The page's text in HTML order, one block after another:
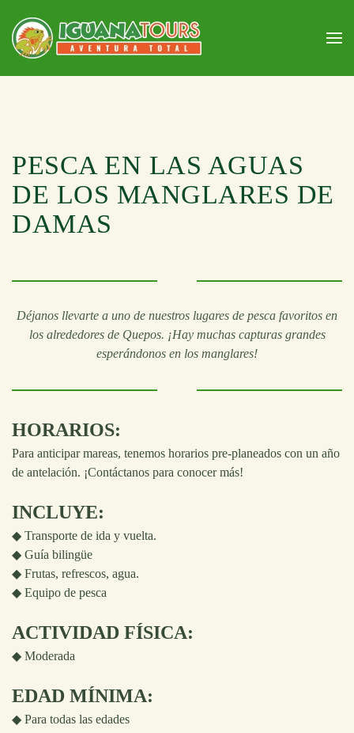
Skip to main content
PESCA EN LAS AGUAS
DE LOS MANGLARES DE
DAMAS
Déjanos llevarte a uno de nuestros lugares de pesca favoritos en
los alrededores de Quepos. ¡Hay muchas capturas grandes
esperándonos en los manglares!
HORARIOS:
Para anticipar mareas, tenemos horarios pre-planeados con un año
de antelación. ¡Contáctanos para conocer más!
INCLUYE:
◆ Transporte de ida y vuelta.
◆ Guía bilingüe
◆ Frutas, refrescos, agua.
◆ Equipo de pesca
ACTIVIDAD FÍSICA:
◆ Moderada
EDAD MÍNIMA:
◆ Para todas las edades